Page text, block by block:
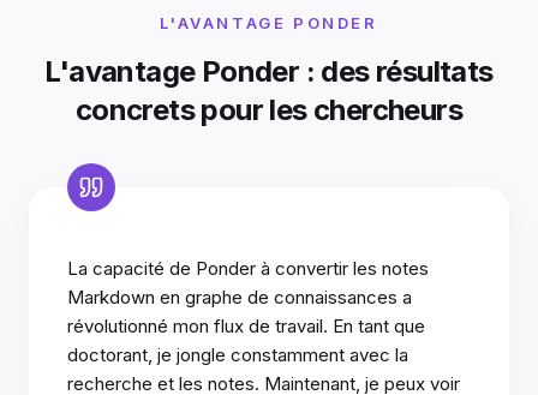
L'AVANTAGE PONDER
L'avantage Ponder : des résultats
concrets pour les chercheurs
La capacité de Ponder à convertir les notes
Markdown en graphe de connaissances a
révolutionné mon flux de travail. En tant que
doctorant, je jongle constamment avec la
recherche et les notes. Maintenant, je peux voir